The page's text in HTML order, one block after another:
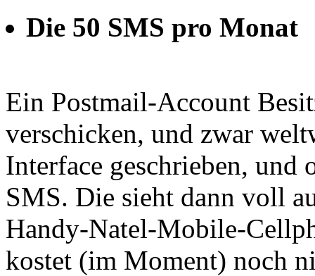
Die 50 SMS pro Monat
Ein Postmail-Account
verschicken, und zwar
Interface geschrieben, und
SMS. Die sieht dann voll
Handy-Natel-Mobile-
kostet (im Moment) noch